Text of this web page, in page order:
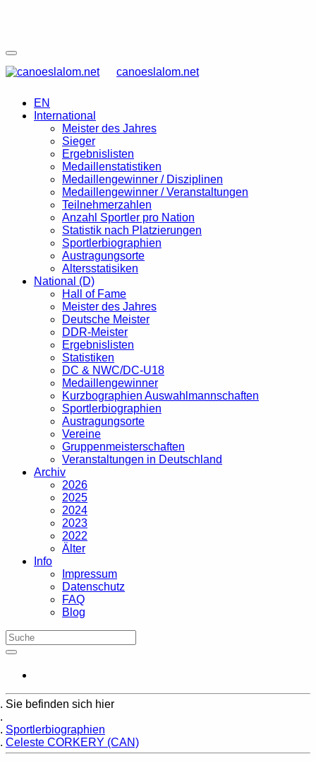
canoeslalom.net
EN
International
Meister des Jahres
Sieger
Ergebnislisten
Medaillenstatistiken
Medaillengewinner / Disziplinen
Medaillengewinner / Veranstaltungen
Teilnehmerzahlen
Anzahl Sportler pro Nation
Statistik nach Platzierungen
Sportlerbiographien
Austragungsorte
Altersstatisiken
National (D)
Hall of Fame
Meister des Jahres
Deutsche Meister
DDR-Meister
Ergebnislisten
Statistiken
DC & NWC/DC-U18
Medaillengewinner
Kurzbographien Auswahlmannschaften
Sportlerbiographien
Austragungsorte
Vereine
Gruppenmeisterschaften
Veranstaltungen in Deutschland
Archiv
2026
2025
2024
2023
2022
Älter
Info
Impressum
Datenschutz
FAQ
Blog
Sie befinden sich hier
Sportlerbiographien
Celeste CORKERY (CAN)